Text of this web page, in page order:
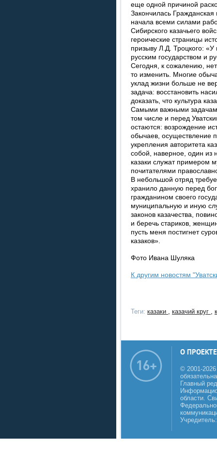
еще одной причиной
Закончилась
начала всеми силами
Сибирского казачьего
героические страницы
призыву Л.Д. Троцкого: «У
русским государством и
Сегодня, к сожалению,
то изменить. Многие
уклад жизни больше не
задача: восстановить
доказать, что культура
Самыми важными
том числе и перед
остаются: возрождение
обычаев, осуществление
укрепления авторитета
собой, наверное, один из
казаки служат примером
почитателями
В небольшой отряд
хранило данную перед
гражданином своего
муниципальную и иную
законов казачества,
и беречь стариков,
пусть меня постигнет
казаков».
Фото Ивана Шуляка
К другим новостям
Теги: казаки , казачий круг ,
О ПРОЕКТЕ
© 2001-
Главный
области.